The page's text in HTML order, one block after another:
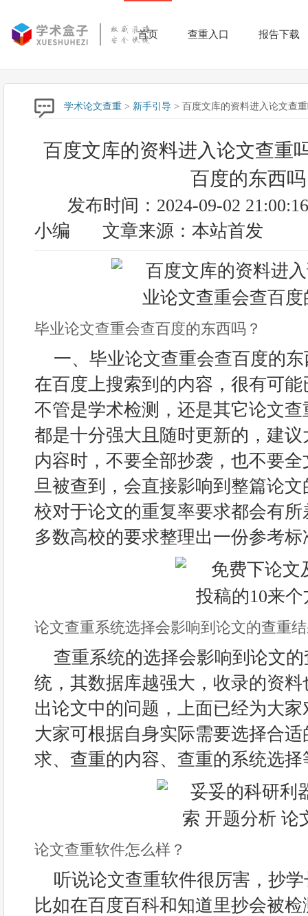
首页 查重入口 报告下载
学术论文查重 > 新手引导 > 百度文库的资料进入论文查
百度文库的资料进入论文查重
百度的东西
发布时间：2024-09-02 21:00:16
小编
文章来源：本站首发
毕业论文查重会查百度的东西吗？
一、毕业论文查重会查百度的
在百度上搜索到的内容，很有可
不管是学术检测，还是其它论文
都是十分强大且随时更新的，建
内容时，不要全部抄袭，也不要
旦被查到，会直接影响到整篇论
校对于论文的重复率要求都会有
多数高校的要求整理出一份参考标
论文查重系统选择会影响到论文的查重
查重系统的选择会影响到论文
统，其数据库越强大，收录的资
出论文中的问题，上面已经为大
大家可根据自身实际需要选择合
求、查重的内容、查重的系统选择
论文查重软件怎么样？
听说论文查重软件很厉害，抄
比如在百度百科和知道里抄会被